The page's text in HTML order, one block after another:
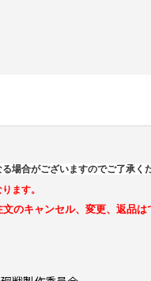
場合がございますのでご了承くだ
ます。
のキャンセル、変更、返品は